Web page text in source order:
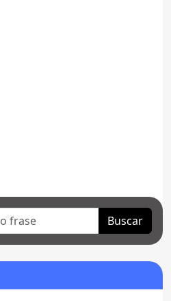
Buscar